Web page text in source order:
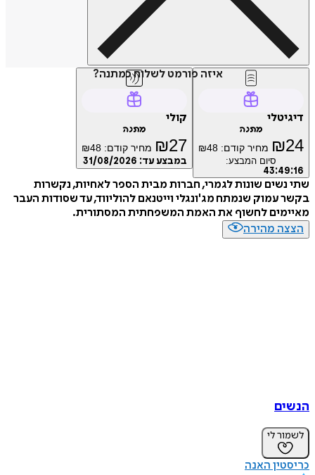
איזה פורמט לשלוח כמתנה?
₪ מחיר קודם: ₪48
סיום המבצע:
43
₪ 27 מחיר קודם: ₪48
במבצע עד:31/08/2026
שונות לגמרי, חברות מבית הספר לאחיות, נקשרות
עמוק שנמתח מג'ונגלי וייטנאם להוליווד, עד שסודות העבר
לחשוף את האמת המשפחתית המסתורית.
מהירה
לי
האנה